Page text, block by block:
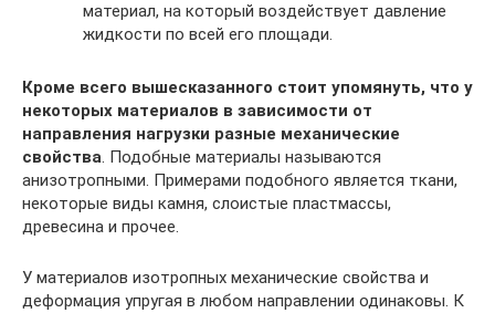
материал, на который воздействует давление
жидкости по всей его площади.
Кроме всего вышесказанного стоит упомянуть, что у
некоторых материалов в зависимости от
направления нагрузки разные механические
свойства. Подобные материалы называются
анизотропными. Примерами подобного является ткани,
некоторые виды камня, слоистые пластмассы,
древесина и прочее.
У материалов изотропных механические свойства и
деформация упругая в любом направлении одинаковы. К